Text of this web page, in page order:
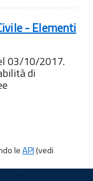
- Elementi
03/10/2017.
di
leAPI(vedi